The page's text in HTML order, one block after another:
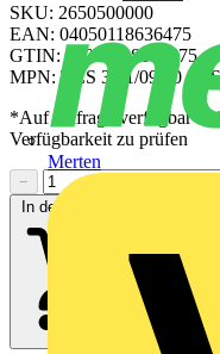
Merten
SKU: 2650500000
EAN: 04050118636475
GTIN: 04050118636475
MPN: TCS 3.81/09/90
*Auf Anfrage verfügbar -
Verfügbarkeit zu prüfen
−
In den Warenkorb